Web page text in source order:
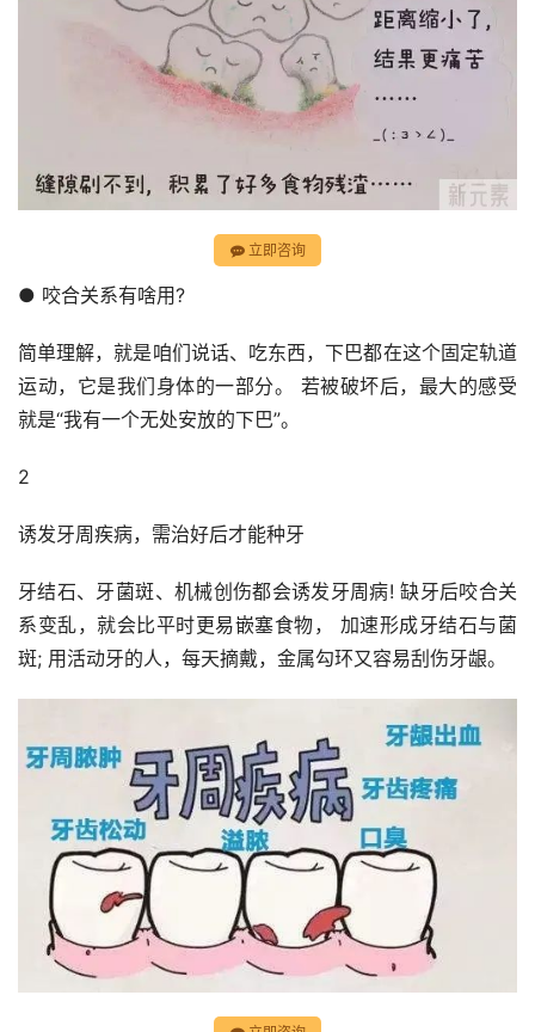
立即咨询
● 咬合关系有啥用?
简单理解，就是咱们说话、吃东西，下巴都在这个固定轨道
运动，它是我们身体的一部分。 若被破坏后，最大的感受
就是“我有一个无处安放的下巴”。
2
诱发牙周疾病，需治好后才能种牙
牙结石、牙菌斑、机械创伤都会诱发牙周病! 缺牙后咬合关
系变乱，就会比平时更易嵌塞食物， 加速形成牙结石与菌
斑; 用活动牙的人，每天摘戴，金属勾环又容易刮伤牙龈。